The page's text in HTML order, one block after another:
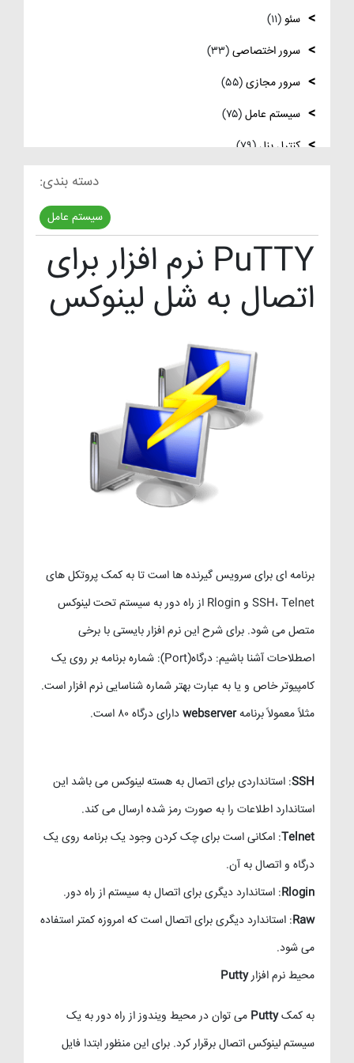
Windows Server
سئو (۱۱)
سرور اختصاصی(۳۳)
سرور مجازی(۵۵)
سیستم عامل(۷۵)
کنترل پنل (۷۹)
مقالات عمومی(۱۰۵)
هاست
(۳۹)
وردپرس(۹)
دسته بندی:
سیستم عامل
PuTTY نرم افزار برای
اتصال به شل لینوکس
برنامه ای برای سرویس گیرنده ها است تا به کمک پروتکل های
SSH، Telnet و Rlogin از راه دور به سیستم تحت لینوکس
متصل می شود. برای شرح این نرم افزار بایستی با برخی
اصطلاحات آشنا باشیم: درگاه(Port): شماره برنامه بر روی یک
کامپیوتر خاص و یا به عبارت بهتر شماره شناسایی نرم افزار است.
مثلاً معمولاً برنامهwebserverدارای درگاه ۸۰ است.
SSH: استانداردی برای اتصال به هسته لینوکس می باشد این
استاندارد اطلاعات را به صورت رمز شده ارسال می کند.
Telnet: امکانی است برای چک کردن وجود یک برنامه روی یک
درگاه و اتصال به آن.
Rlogin: استاندارد دیگری برای اتصال به سیستم از راه دور.
Raw: استاندارد دیگری برای اتصال است که امروزه کمتر استفاده
می شود.
محیط نرم افزارPutty
به کمکPutty می توان در محیط ویندوز از راه دور به یک
سیستم لینوکس اتصال برقرار کرد. برای این منظور ابتدا فایل